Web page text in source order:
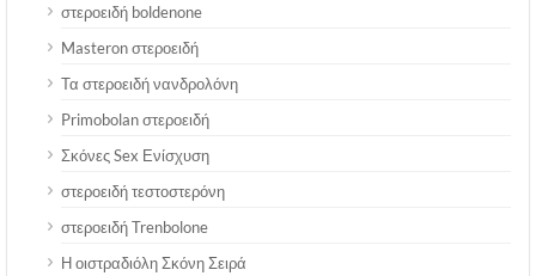
στεροειδή boldenone
Masteron στεροειδή
Τα στεροειδή νανδρολόνη
Primobolan στεροειδή
Σκόνες Sex Ενίσχυση
στεροειδή τεστοστερόνη
στεροειδή Trenbolone
Η οιστραδιόλη Σκόνη Σειρά